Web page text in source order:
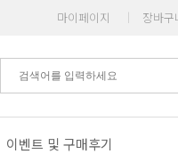
마이페이지 | 장바구
이벤트 및 구매후기